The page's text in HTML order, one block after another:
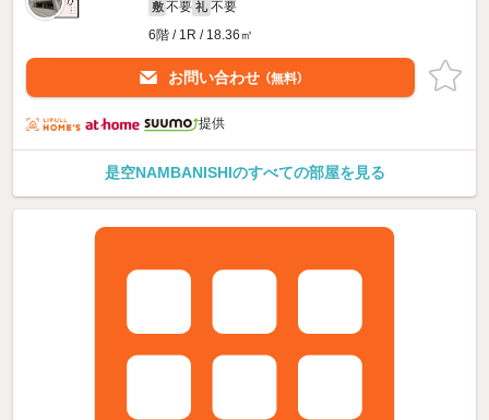
敷 不要 礼 不要
6階 / 1R / 18.36㎡
お問い合わせ （無料）
提供
是空NAMBANISHIのすべての部屋を見る